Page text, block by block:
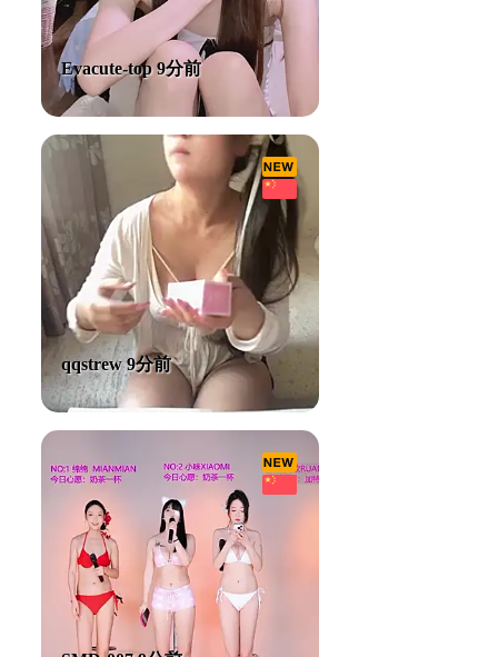
Evacute-top 9分前
qqstrew 9分前